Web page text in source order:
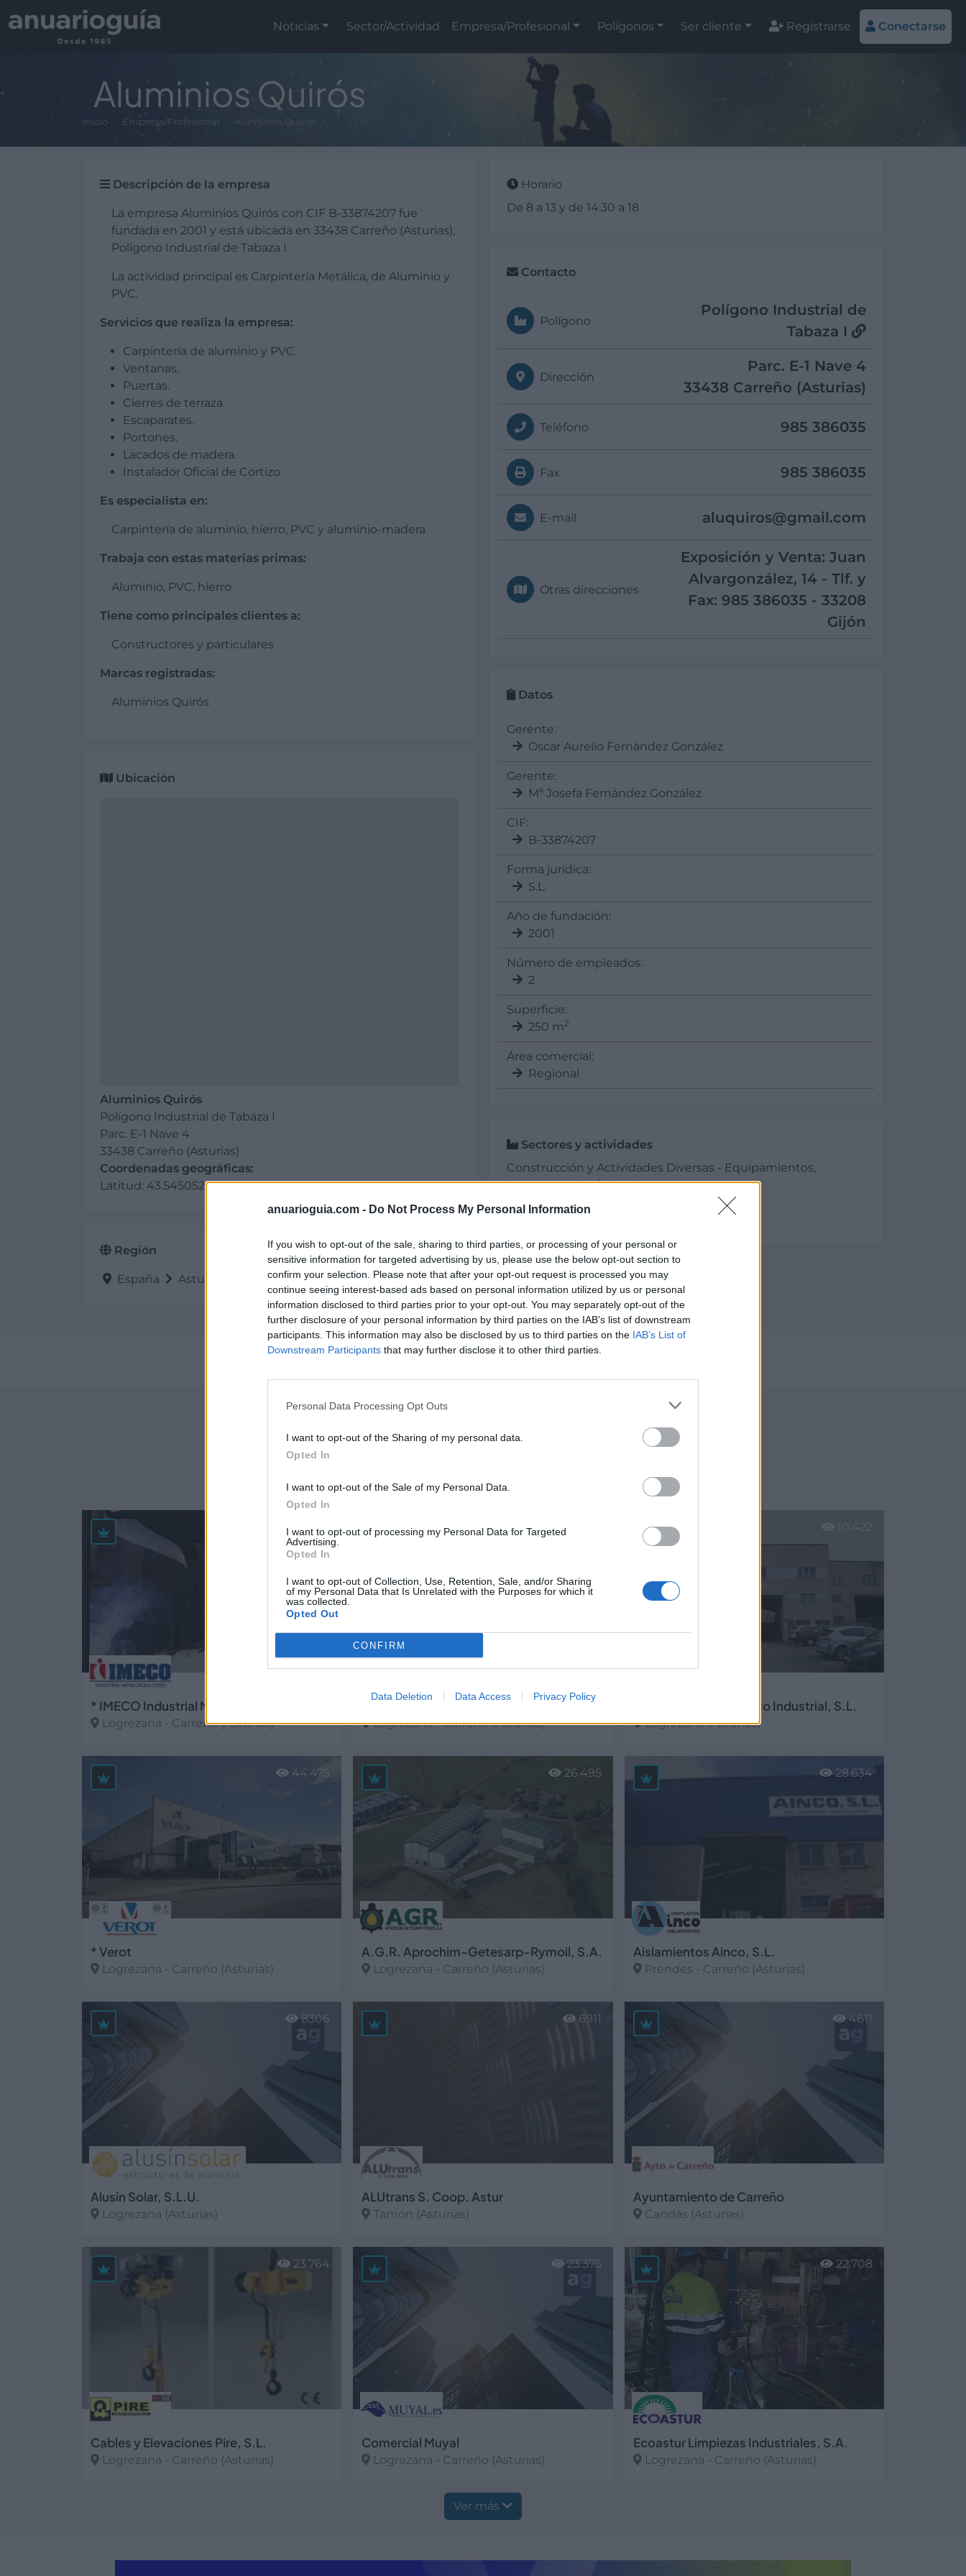
anuarioguia.com - Do Not Process My Personal Information
If you wish to opt-out of the sale, sharing to third parties, or processing of your personal or
sensitive information for targeted advertising by us, please use the below opt-out section to
confirm your selection. Please note that after your opt-out request is processed you may
continue seeing interest-based ads based on personal information utilized by us or personal
information disclosed to third parties prior to your opt-out. You may separately opt-out of the
further disclosure of your personal information by third parties on the IAB’s list of downstream
participants. This information may also be disclosed by us to third parties on the IAB’s List of
Downstream Participants that may further disclose it to other third parties.
Personal Data Processing Opt Outs
I want to opt-out of the Sharing of my personal data.
Opted In
I want to opt-out of the Sale of my Personal Data.
Opted In
I want to opt-out of processing my Personal Data for Targeted
Advertising.
Opted In
I want to opt-out of Collection, Use, Retention, Sale, and/or Sharing
of my Personal Data that Is Unrelated with the Purposes for which it
was collected.
Opted Out
CONFIRM
Data Deletion Data Access Privacy Policy
Noticias Sector/Actividad Empresa/Profesional Polígonos Ser cliente Registrarse Conectarse
Aluminios Quirós
Inicio Empresa/Profesional Aluminios Quirós
Descripción de la empresa
La empresa Aluminios Quirós con CIF B-33874207 fue
fundada en 2001 y está ubicada en 33438 Carreño (Asturias),
Polígono Industrial de Tabaza I.
La actividad principal es Carpintería Metálica, de Aluminio y
PVC.
Servicios que realiza la empresa:
Carpintería de aluminio y PVC.
Ventanas.
Puertas.
Cierres de terraza.
Escaparates.
Portones.
Lacados de madera.
Instalador Oficial de Cortizo
Es especialista en:
Carpintería de aluminio, hierro, PVC y aluminio-madera
Trabaja con estas materias primas:
Aluminio, PVC, hierro
Tiene como principales clientes a:
Constructores y particulares
Marcas registradas:
Aluminios Quirós
Ubicación
Aluminios Quirós
Polígono Industrial de Tabaza I
Parc. E-1 Nave 4
33438 Carreño (Asturias)
Coordenadas geográficas:
Latitud: 43.5450526246457, longitud: -5.8367657661438
Región
España Asturias Carreño
Horario
De 8 a 13 y de 14:30 a 18
Contacto
Polígono
Polígono Industrial de
Tabaza I
Dirección
Parc. E-1 Nave 4
33438 Carreño (Asturias)
Teléfono 985 386035
Fax 985 386035
E-mail aluquiros@gmail.com
Otras direcciones
Exposición y Venta: Juan
Alvargonzález, 14 - Tlf. y
Fax: 985 386035 - 33208
Gijón
Datos
Gerente:
Oscar Aurelio Fernández González
Gerente:
Mª Josefa Fernández González
CIF:
B-33874207
Forma jurídica:
S.L.
Año de fundación:
2001
Número de empleados:
2
Superficie:
250 m2
Área comercial:
Regional
Sectores y actividades
Construcción y Actividades Diversas - Equipamientos,
Empresas y Profesionales:
Carpintería Metálica, de Aluminio y PVC
Perfil activo desde: 17/01/2001 Última actualización:
Empresas destacadas en Carreño
Logrezana - Carreño (Asturias)
Ver más
30.167
* Nortemecánica, S.A.
Logrezana - Carreño (Asturias)
Ver más
20.418
* Tadisa Mantenimiento Industrial, S.L.
Logrezana (Asturias)
Ver más
* Verot
Logrezana - Carreño (Asturias)
44.475
A.G.R. Aprochim-Getesarp-Rymoil, S.A.
Logrezana - Carreño (Asturias)
26.495
Aislamientos Ainco, S.L.
Prendes - Carreño (Asturias)
28.634
Alusín Solar, S.L.U.
Logrezana (Asturias)
Ver más
8306
ALUtrans S. Coop. Astur
Tamón (Asturias)
Ver más
6911
Ayuntamiento de Carreño
Candás (Asturias)
Ver más
4611
Cables y Elevaciones Pire, S.L.
Logrezana - Carreño (Asturias)
23.764
Comercial Muyal
Logrezana - Carreño (Asturias)
23.375
Ecoastur Limpiezas Industriales, S.A.
Logrezana - Carreño (Asturias)
22.708
Ver más